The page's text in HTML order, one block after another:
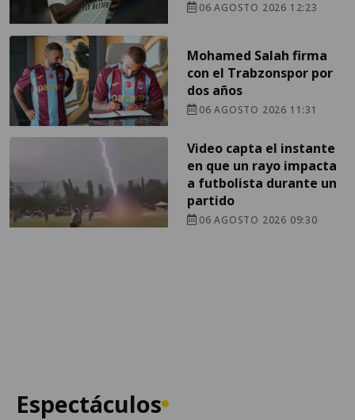
06 AGOSTO 2026 12:23
Mohamed Salah firma
con el Trabzonspor por
dos años
06 AGOSTO 2026 11:31
Video capta el instante
en que un rayo impacta
a futbolista durante un
partido
06 AGOSTO 2026 09:30
Espectáculos